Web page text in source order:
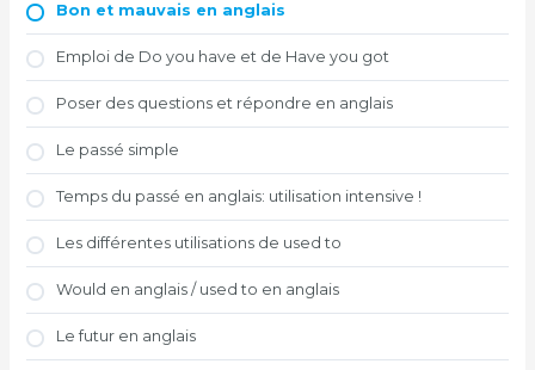
Bon et mauvais en anglais
Emploi de Do you have et de Have you got
Poser des questions et répondre en anglais
Le passé simple
Temps du passé en anglais: utilisation intensive !
Les différentes utilisations de used to
Would en anglais / used to en anglais
Le futur en anglais